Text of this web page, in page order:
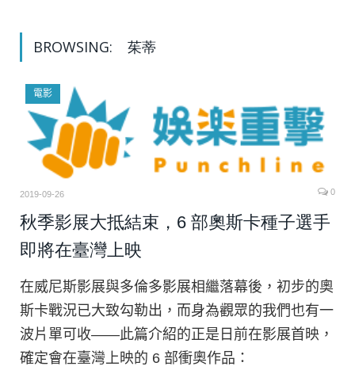
BROWSING: 茱蒂
電影
2019-09-26 0
秋季影展大抵結束，6 部奧斯卡種子選手
即將在臺灣上映
在威尼斯影展與多倫多影展相繼落幕後，初步的奧
斯卡戰況已大致勾勒出，而身為觀眾的我們也有一
波片單可收——此篇介紹的正是日前在影展首映，
確定會在臺灣上映的 6 部衝奧作品：